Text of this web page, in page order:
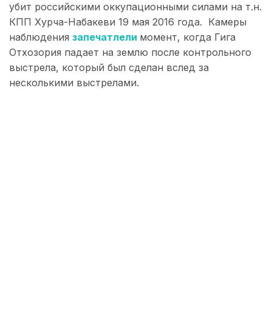
убит российскими оккупационными силами на т.н.
КПП Хурча-Набакеви 19 мая 2016 года. Камеры
наблюдения запечатлели момент, когда Гига
Отхозория падает на землю после контрольного
выстрела, который был сделан вслед за
несколькими выстрелами.